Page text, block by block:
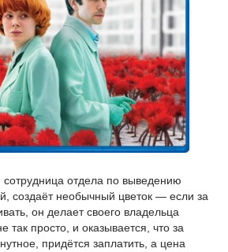
отдела по выведению
создаёт необычный цветок — если за
он делает своего владельца
так просто, и оказывается, что за
придётся заплатить, а цена